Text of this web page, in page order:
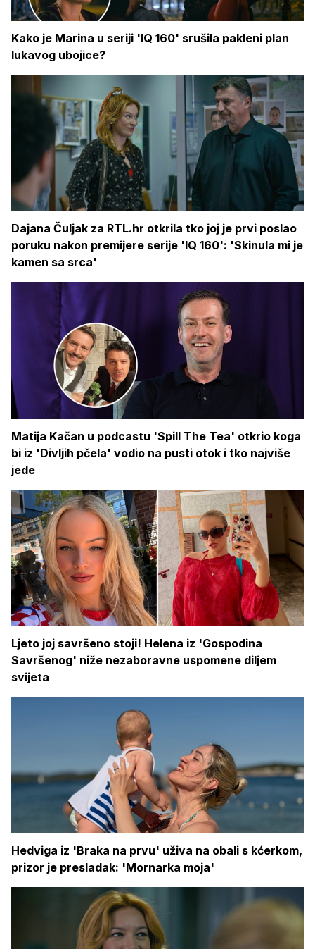
Kako je Marina u seriji 'IQ 160' srušila pakleni plan
lukavog ubojice?
Dajana Čuljak za RTL.hr otkrila tko joj je prvi poslao
poruku nakon premijere serije 'IQ 160': 'Skinula mi je
kamen sa srca'
Matija Kačan u podcastu 'Spill The Tea' otkrio koga
bi iz 'Divljih pčela' vodio na pusti otok i tko najviše
jede
Ljeto joj savršeno stoji! Helena iz 'Gospodina
Savršenog' niže nezaboravne uspomene diljem
svijeta
Hedviga iz 'Braka na prvu' uživa na obali s kćerkom,
prizor je presladak: 'Mornarka moja'